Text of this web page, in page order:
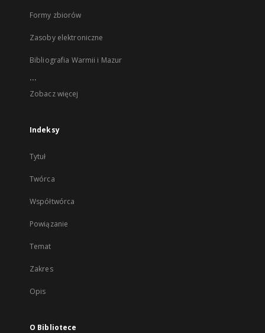
Formy zbiorów
Zasoby elektroniczne
Bibliografia Warmii i Mazur
...
Zobacz więcej
Indeksy
Tytuł
Twórca
Współtwórca
Powiązanie
Temat
Zakres
Opis
O Bibliotece